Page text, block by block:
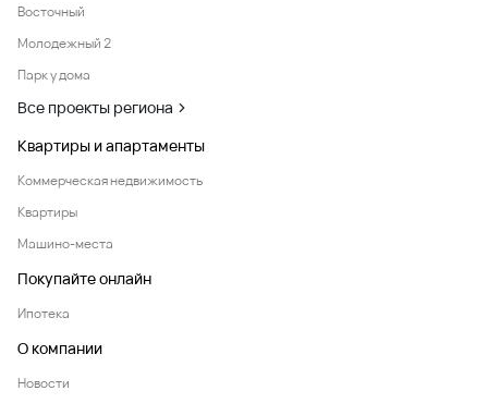
Восточный
Молодежный 2
Парк у дома
Все проекты региона
Квартиры и апартаменты
Коммерческая недвижимость
Квартиры
Машино-места
Покупайте онлайн
Ипотека
О компании
Новости